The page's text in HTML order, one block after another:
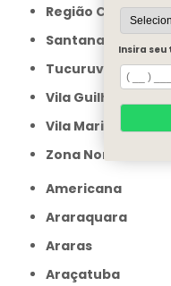
Região Central
Santana
Tucuruvi
Vila Guilherme
Vila Maria
Zona Norte
Americana
Araraquara
Araras
Araçatuba
Insira